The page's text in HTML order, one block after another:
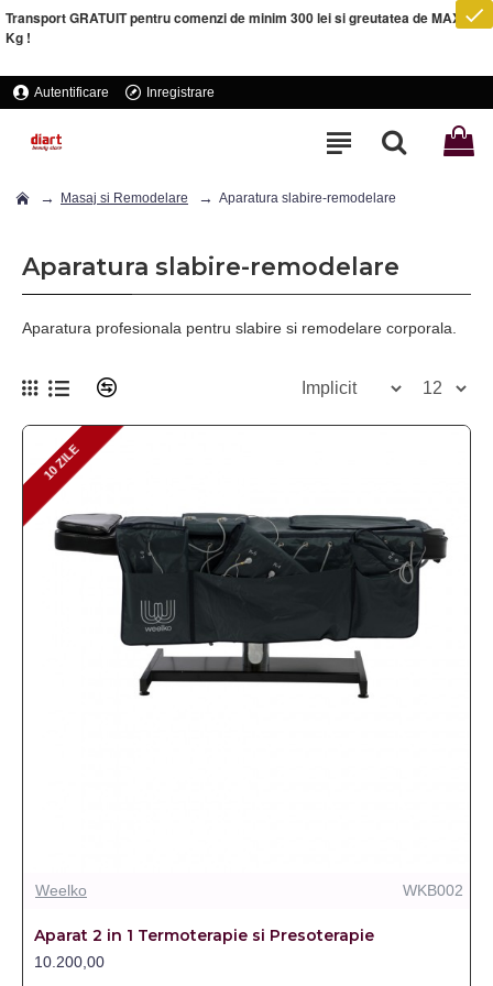
Transport GRATUIT pentru comenzi de minim 300 lei si greutatea de MAXIM 5
Kg !
Autentificare Inregistrare
Masaj si Remodelare Aparatura slabire-remodelare
Aparatura slabire-remodelare
Aparatura profesionala pentru slabire si remodelare corporala.
10 ZILE
10 ZILE
Weelko WKB002
Aparat 2 in 1 Termoterapie si Presoterapie
10.200,00